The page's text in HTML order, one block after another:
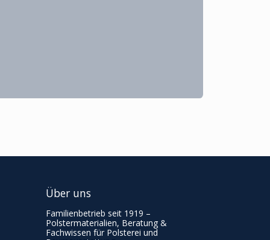
Über uns
Familienbetrieb seit 1919 –
Polstermaterialien, Beratung &
Fachwissen für Polsterei und